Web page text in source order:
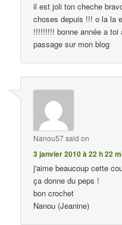
il est joli ton cheche
choses depuis !!! o la la
!!!!!!!!! bonne année a
passage sur mon blog
Nanou57said on
3 janvier 2010 à 22 h 22
j'aime beaucoup cette
ça donne du peps !
bon crochet
Nanou (Jeanine)